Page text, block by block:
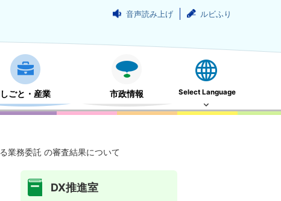
音声読み上げ ルビふり
しごと・産業 市政情報 Select Language
業務委託 の審査結果について
DX推進室